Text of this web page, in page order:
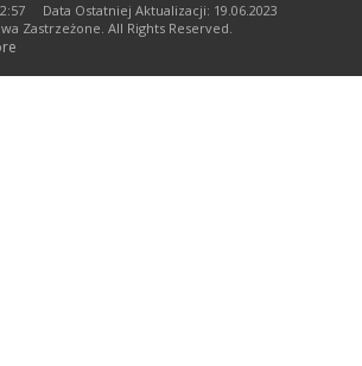
Data Ostatniej Aktualizacji: 19.06.2023
Zastrzeżone. All Rights Reserved.